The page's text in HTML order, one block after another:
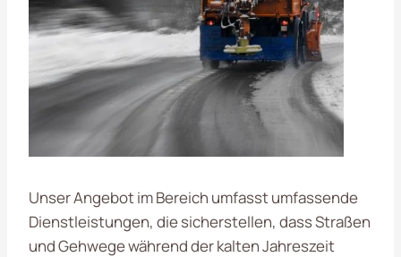
Unser Angebot im Bereich umfasst umfassende
Dienstleistungen, die sicherstellen, dass Straßen
und Gehwege während der kalten Jahreszeit